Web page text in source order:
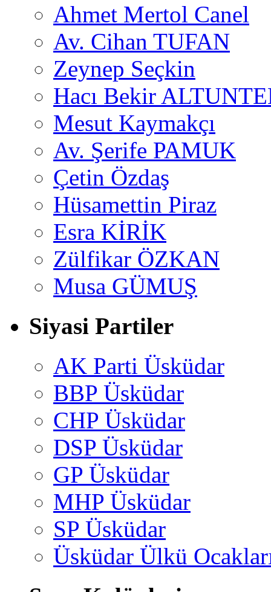
Ahmet Mertol Canel
Av. Cihan TUFAN
Zeynep Seçkin
Hacı Bekir
Mesut Kaymakçı
Av. Şerife PAMUK
Çetin Özdaş
Hüsamettin Piraz
Esra KİRİK
Zülfikar ÖZKAN
Musa GÜMUŞ
Siyasi Partiler
AK Parti Üsküdar
BBP Üsküdar
CHP Üsküdar
DSP Üsküdar
GP Üsküdar
MHP Üsküdar
SP Üsküdar
Üsküdar Ülkü